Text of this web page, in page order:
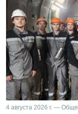
4 августа 2026 г. —